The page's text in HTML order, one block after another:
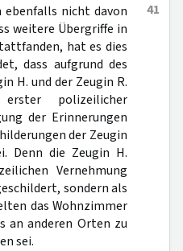
41
ebenfalls nicht davon
weitere Übergriffe in
hat es dies
dass aufgrund des
H. und der Zeugin R.
polizeilicher
der Erinnerungen
der Zeugin
Denn die Zeugin H.
Vernehmung
sondern als
das Wohnzimmer
an anderen Orten zu
sei.